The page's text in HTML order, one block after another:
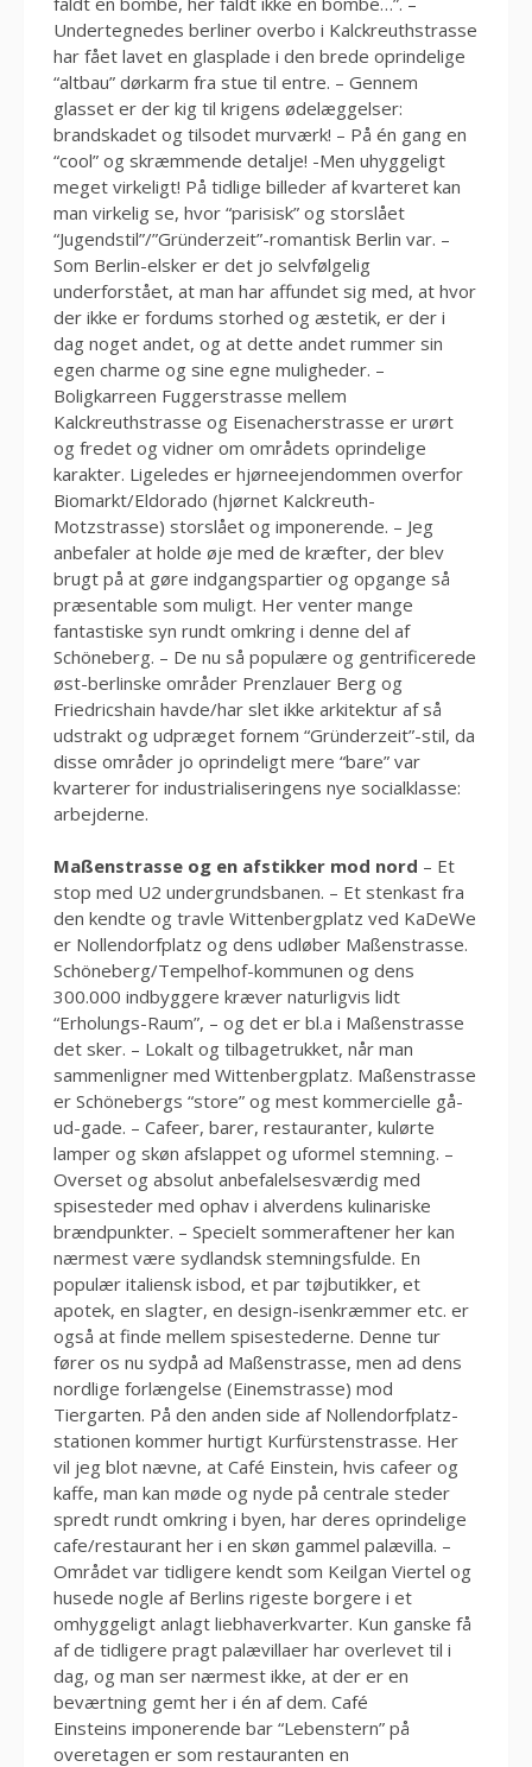
Undertegnedes berliner overbo i Kalckreuthstrasse
har fået lavet en glasplade i den brede oprindelige
“altbau” dørkarm fra stue til entre. – Gennem
glasset er der kig til krigens ødelæggelser:
brandskadet og tilsodet murværk! – På én gang en
“cool” og skræmmende detalje! -Men uhyggeligt
meget virkeligt! På tidlige billeder af kvarteret kan
man virkelig se, hvor “parisisk” og storslået
“Jugendstil”/”Gründerzeit”-romantisk Berlin var. –
Som Berlin-elsker er det jo selvfølgelig
underforstået, at man har affundet sig med, at hvor
der ikke er fordums storhed og æstetik, er der i
dag noget andet, og at dette andet rummer sin
egen charme og sine egne muligheder. –
Boligkarreen Fuggerstrasse mellem
Kalckreuthstrasse og Eisenacherstrasse er urørt
og fredet og vidner om områdets oprindelige
karakter. Ligeledes er hjørneejendommen overfor
Biomarkt/Eldorado (hjørnet Kalckreuth-
Motzstrasse) storslået og imponerende. – Jeg
anbefaler at holde øje med de kræfter, der blev
brugt på at gøre indgangspartier og opgange så
præsentable som muligt. Her venter mange
fantastiske syn rundt omkring i denne del af
Schöneberg. – De nu så populære og gentrificerede
øst-berlinske områder Prenzlauer Berg og
Friedricshain havde/har slet ikke arkitektur af så
udstrakt og udpræget fornem “Gründerzeit”-stil, da
disse områder jo oprindeligt mere “bare” var
kvarterer for industrialiseringens nye socialklasse:
arbejderne.
Maßenstrasse og en afstikker mod nord – Et
stop med U2 undergrundsbanen. – Et stenkast fra
den kendte og travle Wittenbergplatz ved KaDeWe
er Nollendorfplatz og dens udløber Maßenstrasse.
Schöneberg/Tempelhof-kommunen og dens
300.000 indbyggere kræver naturligvis lidt
“Erholungs-Raum”, – og det er bl.a i Maßenstrasse
det sker. – Lokalt og tilbagetrukket, når man
sammenligner med Wittenbergplatz. Maßenstrasse
er Schönebergs “store” og mest kommercielle gå-
ud-gade. – Cafeer, barer, restauranter, kulørte
lamper og skøn afslappet og uformel stemning. –
Overset og absolut anbefalelsesværdig med
spisesteder med ophav i alverdens kulinariske
brændpunkter. – Specielt sommeraftener her kan
nærmest være sydlandsk stemningsfulde. En
populær italiensk isbod, et par tøjbutikker, et
apotek, en slagter, en design-isenkræmmer etc. er
også at finde mellem spisestederne. Denne tur
fører os nu sydpå ad Maßenstrasse, men ad dens
nordlige forlængelse (Einemstrasse) mod
Tiergarten. På den anden side af Nollendorfplatz-
stationen kommer hurtigt Kurfürstenstrasse. Her
vil jeg blot nævne, at Café Einstein, hvis cafeer og
kaffe, man kan møde og nyde på centrale steder
spredt rundt omkring i byen, har deres oprindelige
cafe/restaurant her i en skøn gammel palævilla. –
Området var tidligere kendt som Keilgan Viertel og
husede nogle af Berlins rigeste borgere i et
omhyggeligt anlagt liebhaverkvarter. Kun ganske få
af de tidligere pragt palævillaer har overlevet til i
dag, og man ser nærmest ikke, at der er en
beværtning gemt her i én af dem. Café
Einsteins imponerende bar “Lebenstern” på
overetagen er som restauranten en